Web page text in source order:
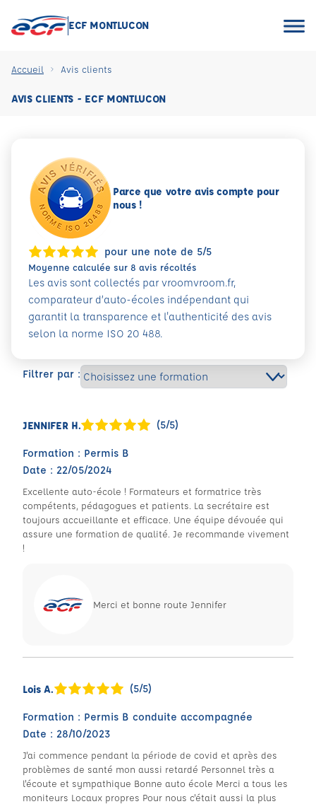
ECF MONTLUCON
Accueil Avis clients
AVIS CLIENTS - ECF MONTLUCON
Filtrer par :
JENNIFER H. (5/5)
Formation : Permis B
Date : 22/05/2024
Excellente auto-école ! Formateurs et formatrice très
compétents, pédagogues et patients. La secrétaire est
toujours accueillante et efficace. Une équipe dévouée qui
assure une formation de qualité. Je recommande vivement
!
Merci et bonne route Jennifer
Lois A. (5/5)
Formation : Permis B conduite accompagnée
Date : 28/10/2023
J'ai commence pendant la période de covid et après des
problèmes de santé mon aussi retardé Personnel très a
l'écoute et sympathique Bonne auto école Merci a tous les
moniteurs Locaux propres Pour nous c'était aussi la plus
Parce que votre avis compte pour
nous !
pour une note de 5/5
Moyenne calculée sur 8 avis récoltés
Les avis sont collectés par vroomvroom.fr,
comparateur d’auto-écoles indépendant qui
garantit la transparence et l'authenticité des avis
selon la norme ISO 20 488.